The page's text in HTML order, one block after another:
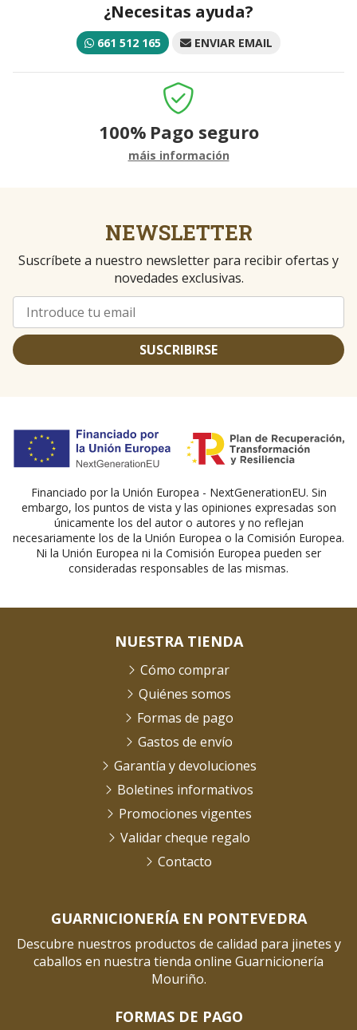
¿Necesitas ayuda?
661 512 165 ENVIAR EMAIL
100% Pago seguro
máis información
NEWSLETTER
Suscríbete a nuestro newsletter para recibir ofertas y
novedades exclusivas.
SUSCRIBIRSE
Financiado por la Unión Europea - NextGenerationEU. Sin
embargo, los puntos de vista y las opiniones expresadas son
únicamente los del autor o autores y no reflejan
necesariamente los de la Unión Europea o la Comisión Europea.
Ni la Unión Europea ni la Comisión Europea pueden ser
consideradas responsables de las mismas.
GUARNICIONERÍA EN PONTEVEDRA
Descubre nuestros productos de calidad para jinetes y
caballos en nuestra tienda online Guarnicionería
Mouriño.
FORMAS DE PAGO
NUESTRA TIENDA
Cómo comprar
Quiénes somos
Formas de pago
Gastos de envío
Garantía y devoluciones
Boletines informativos
Promociones vigentes
Validar cheque regalo
Contacto